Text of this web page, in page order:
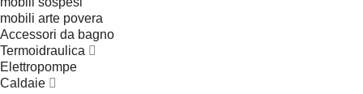
mobili arte povera
Accessori da bagno
Termoidraulica
Elettropompe
Caldaie